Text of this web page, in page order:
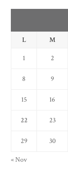
L M
1 2
8 9
15 16
22 23
29 30
« Nov